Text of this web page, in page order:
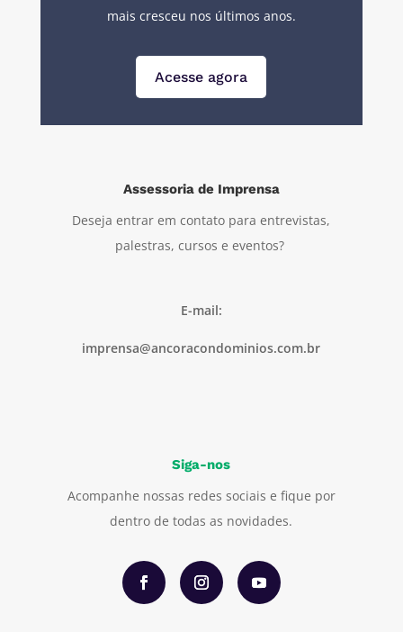
mais cresceu nos últimos anos.
Acesse agora
Assessoria de Imprensa
Deseja entrar em contato para entrevistas,
palestras, cursos e eventos?
E-mail:
imprensa@ancoracondominios.com.br
Siga-nos
Acompanhe nossas redes sociais e fique por
dentro de todas as novidades.